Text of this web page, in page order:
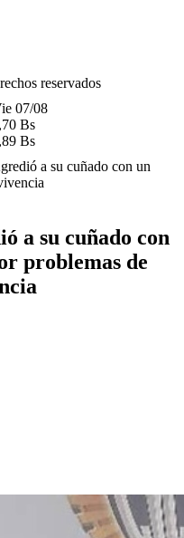
reservados
07/08
Bs
Bs
a su cuñado con un
a su cuñado con
problemas de